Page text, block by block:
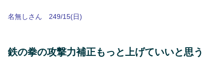
名無しさん 249/15(日)
鉄の拳の攻撃力補正もっと上げていいと思う